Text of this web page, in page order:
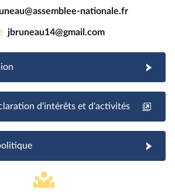
nationale.fr
jbruneau14@gmail.com
d'intérêts et d'activités